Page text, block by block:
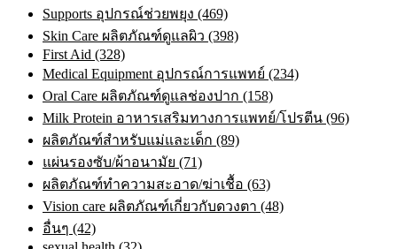
Supports อุปกรณ์ช่วยพยุง (469)
Skin Care ผลิตภัณฑ์ดูแลผิว (398)
First Aid (328)
Medical Equipment อุปกรณ์การแพทย์ (234)
Oral Care ผลิตภัณฑ์ดูแลช่องปาก (158)
Milk Protein อาหารเสริมทางการแพทย์/โปรตีน (96)
ผลิตภัณฑ์สำหรับแม่และเด็ก (89)
แผ่นรองซับ/ผ้าอนามัย (71)
ผลิตภัณฑ์ทําความสะอาด/ฆ่าเชื้อ (63)
Vision care ผลิตภัณฑ์เกี่ยวกับดวงตา (48)
อื่นๆ (42)